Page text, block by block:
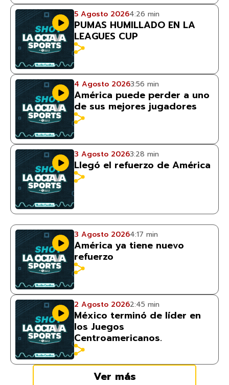
5 Agosto 20264:26 min
PUMAS HUMILLADO EN LA
LEAGUES CUP
4 Agosto 20263:56 min
América puede perder a uno
de sus mejores jugadores
3 Agosto 20263:28 min
Llegó el refuerzo de América
3 Agosto 20264:17 min
América ya tiene nuevo
refuerzo
2 Agosto 20262:45 min
México terminó de líder en
los Juegos
Centroamericanos.
Ver más